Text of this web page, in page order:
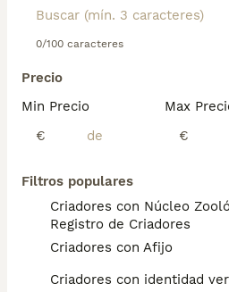
0/100 caracteres
Precio
Min Precio
€
Max
€
Filtros populares
Criadores con Núcleo
Registro de Criadores
Criadores con Afijo
Criadores con identidad